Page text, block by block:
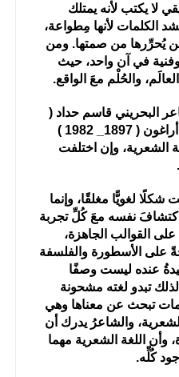
لا يكتب لأنه يمتلك
الكلمات لأنها مِطواعة،
مَن يُحرِّرها من صمتها. ومن
في آن واحد، حيث
والحُلْم معَ الواقع.
البحريني قاسم حداد (
وُلد 1948) والشاعر الفرنسي لويس أراغون ( 1897_ 1982 )
الشعرية، وإن اختلفت
لغويًّا مغلقًا، وإنما
نفسه معَ كُلِّ تجربة
القوالب الجاهزة،
على الأسطورة والفلسفة
عنده ليست وصفًا
لذلك تبدو لغته مشحونة
تبحث عن معناها وهي
والشاعرُ يدرك أن
وأن اللغة الشعرية مهما
كُلِّه.